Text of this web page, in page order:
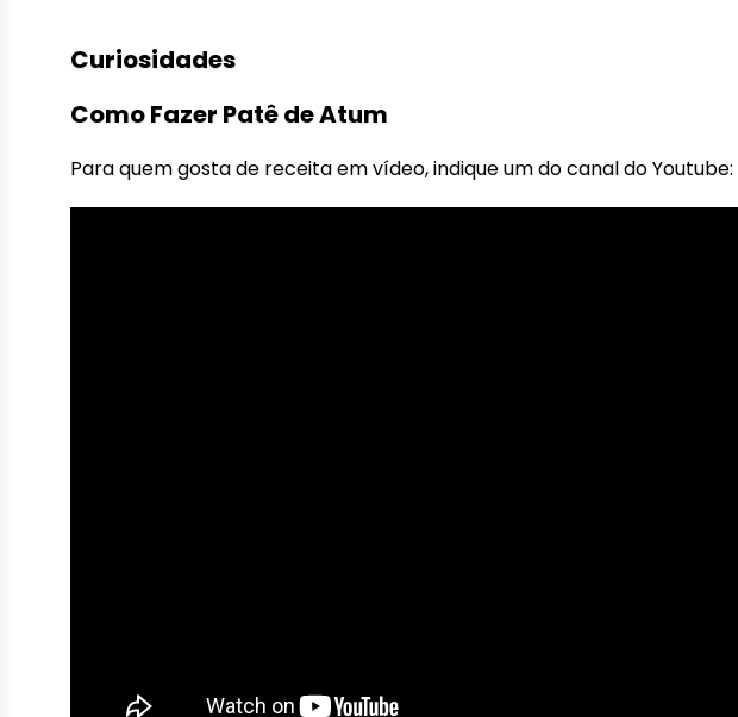
Curiosidades
Como Fazer Patê de Atum
Para quem gosta de receita em vídeo, indique um do canal do Youtube: